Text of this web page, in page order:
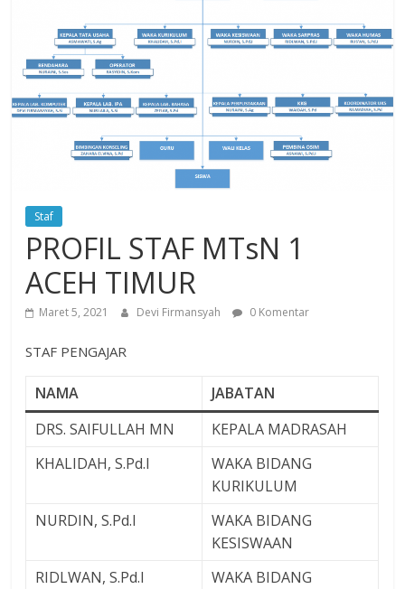
Timur
Staf
PROFIL STAF MTsN 1
ACEH TIMUR
Maret 5, 2021 Devi Firmansyah 0 Komentar
STAF PENGAJAR
NAMA
JABATAN
DRS. SAIFULLAH MN
KEPALA MADRASAH
KHALIDAH, S.Pd.I
WAKA BIDANG
KURIKULUM
NURDIN, S.Pd.I
WAKA BIDANG
KESISWAAN
RIDLWAN, S.Pd.I
WAKA BIDANG